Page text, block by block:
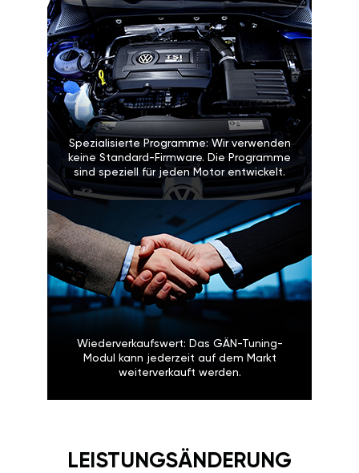
Spezialisierte Programme: Wir verwenden
keine Standard-Firmware. Die Programme
sind speziell für jeden Motor entwickelt.
Wiederverkaufswert: Das GÄN-Tuning-
Modul kann jederzeit auf dem Markt
weiterverkauft werden.
LEISTUNGSÄNDERUNG